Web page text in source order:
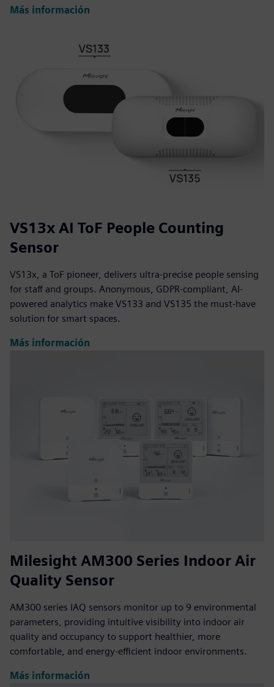
Más información
VS13x AI ToF People Counting
Sensor
VS13x, a ToF pioneer, delivers ultra-precise people sensing
for staff and groups. Anonymous, GDPR-compliant, AI-
powered analytics make VS133 and VS135 the must-have
solution for smart spaces.
Más información
Milesight AM300 Series Indoor Air
Quality Sensor
AM300 series IAQ sensors monitor up to 9 environmental
parameters, providing intuitive visibility into indoor air
quality and occupancy to support healthier, more
comfortable, and energy-efficient indoor environments.
Más información